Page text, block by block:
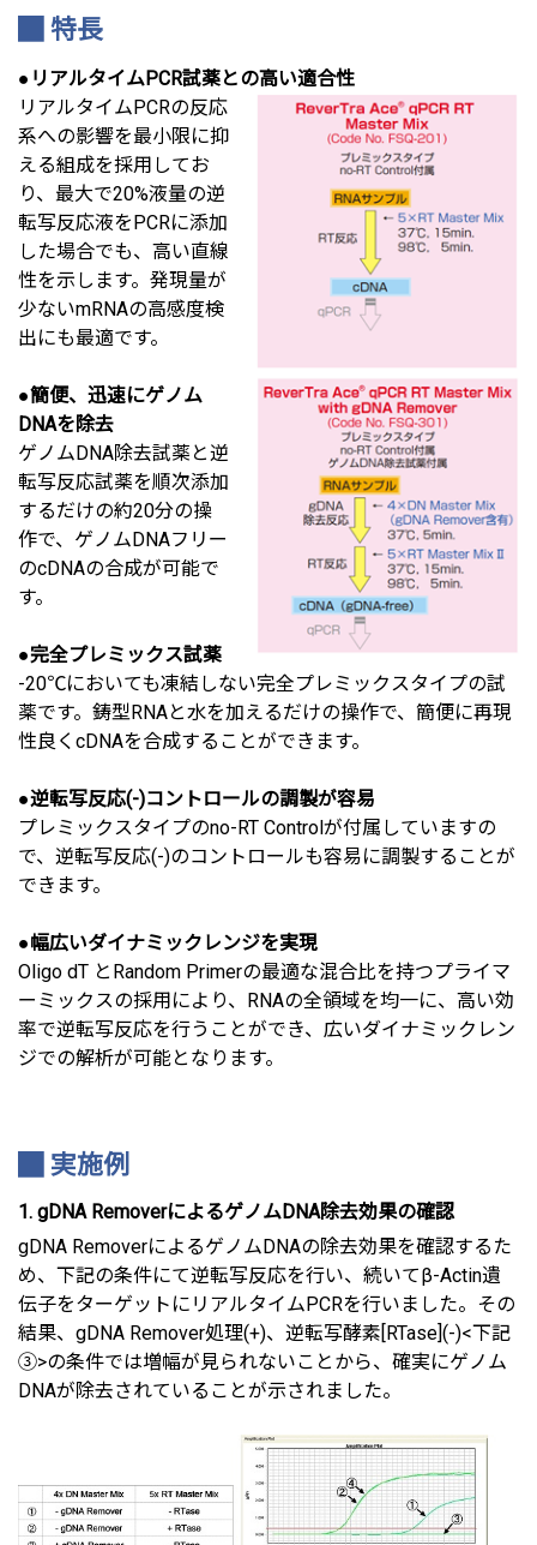
特長
● リアルタイムPCR試薬との高い適合性
リアルタイムPCRの反応
系への影響を最小限に抑
える組成を採用してお
り、最大で20%液量の逆
転写反応液をPCRに添加
した場合でも、高い直線
性を示します。発現量が
少ないmRNAの高感度検
出にも最適です。
●簡便、迅速にゲノム
DNAを除去
ゲノムDNA除去試薬と逆
転写反応試薬を順次添加
するだけの約20分の操
作で、ゲノムDNAフリー
のcDNAの合成が可能で
す。
●完全プレミックス試薬
-20℃においても凍結しない完全プレミックスタイプの試
薬です。鋳型RNAと水を加えるだけの操作で、簡便に再現
性良くcDNAを合成することができます。
●逆転写反応(-)コントロールの調製が容易
プレミックスタイプのno-RT Controlが付属していますの
で、逆転写反応(-)のコントロールも容易に調製することが
できます。
●幅広いダイナミックレンジを実現
Oligo dT とRandom Primerの最適な混合比を持つプライマ
ーミックスの採用により、RNAの全領域を均一に、高い効
率で逆転写反応を行うことができ、広いダイナミックレン
ジでの解析が可能となります。
実施例
1. gDNA RemoverによるゲノムDNA除去効果の確認
gDNA RemoverによるゲノムDNAの除去効果を確認するた
め、下記の条件にて逆転写反応を行い、続いてβ-Actin遺
伝子をターゲットにリアルタイムPCRを行いました。その
結果、gDNA Remover処理(+)、逆転写酵素[RTase](-)<下記
③>の条件では増幅が見られないことから、確実にゲノム
DNAが除去されていることが示されました。